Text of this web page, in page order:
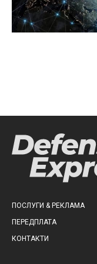
ПОСЛУГИ & РЕКЛАМА
ПЕРЕДПЛАТА
КОНТАКТИ